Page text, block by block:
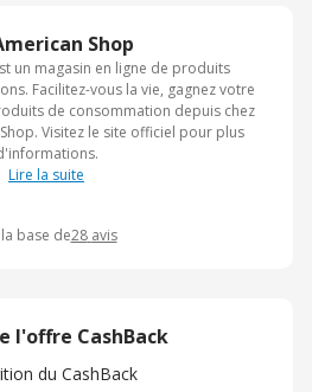
Shop
un magasin en ligne de produits
Facilitez-vous la vie, gagnez votre
de consommation depuis chez
Visitez le site officiel pour plus
Lire la suite
la base de28 avis
l'offre CashBack
du CashBack